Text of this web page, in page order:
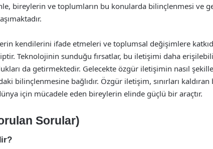
bireylerin ve toplumların bu konularda bilinçlenmesi ve
kendilerini ifade etmeleri ve toplumsal değişimlere
Teknolojinin sunduğu fırsatlar, bu iletişimi daha
da getirmektedir. Gelecekte özgür iletişimin nasıl
bilinçlenmesine bağlıdır. Özgür iletişim, sınırları
için mücadele eden bireylerin elinde güçlü bir araçtır.
Sorular)